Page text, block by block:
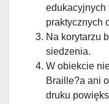
edukacyjnych
praktycznych
Na korytarzu
siedzenia.
W obiekcie
Braille?a ani
druku